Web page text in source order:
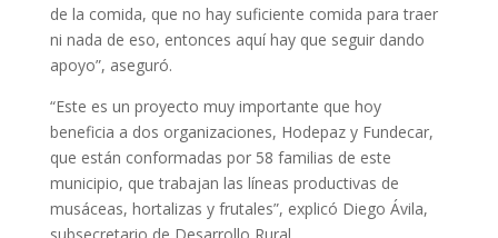
de la comida, que no hay suficiente comida para traer
ni nada de eso, entonces aquí hay que seguir dando
apoyo”, aseguró.
“Este es un proyecto muy importante que hoy
beneficia a dos organizaciones, Hodepaz y Fundecar,
que están conformadas por 58 familias de este
municipio, que trabajan las líneas productivas de
musáceas, hortalizas y frutales”, explicó Diego Ávila,